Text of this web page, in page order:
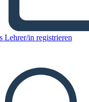
Lehrer/in registrieren
Storyboard
VOR